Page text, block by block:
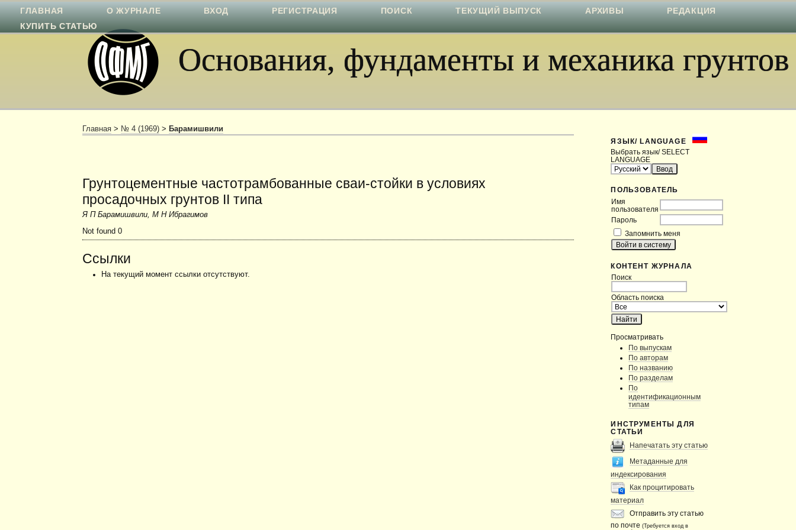
Основания, фундаменты и механика грунтов
ЯЗЫК/ LANGUAGE
Выбрать язык/ SELECT
LANGUAGE
ПОЛЬЗОВАТЕЛЬ
Имя
пользователя
Пароль
Запомнить меня
КОНТЕНТ ЖУРНАЛА
Поиск
Область поиска
Просматривать
По выпускам
По авторам
По названию
По разделам
По
идентификационным
типам
ИНСТРУМЕНТЫ ДЛЯ
СТАТЬИ
Напечатать эту статью
Метаданные для
индексирования
Как процитировать
материал
Отправить эту статью
по почте(Требуется вход в
ГЛАВНАЯ О ЖУРНАЛЕ ВХОД РЕГИСТРАЦИЯ ПОИСК ТЕКУЩИЙ ВЫПУСК АРХИВЫ
РЕДАКЦИЯ
КУПИТЬ СТАТЬЮ
Главная > № 4 (1969) > Барамишвили
Грунтоцементные частотрамбованные сваи-стойки в условиях
просадочных грунтов II типа
Я П Барамишвили, М Н Ибрагимов
Not found 0
Ссылки
На текущий момент ссылки отсутствуют.